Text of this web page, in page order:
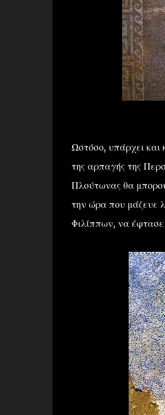
Ωστόσο, υπάρχει και
της αρπαγής της
Πλούτωνας θα
την ώρα που μάζευε
Φιλίππων, να